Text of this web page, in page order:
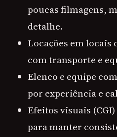
poucas filmagens,
detalhe.
Locações em locais
com transporte e
Elenco e equipe
por experiência e
Efeitos visuais
para manter